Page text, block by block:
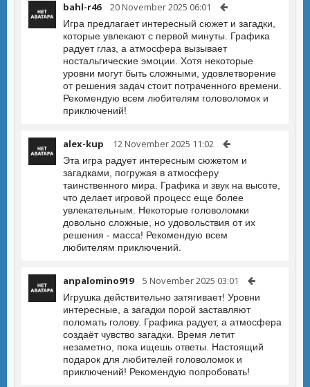
bahl-r46 20 November 2025 06:01
Игра предлагает интересный сюжет и загадки,
которые увлекают с первой минуты. Графика
радует глаз, а атмосфера вызывает
ностальгические эмоции. Хотя некоторые
уровни могут быть сложными, удовлетворение
от решения задач стоит потраченного времени.
Рекомендую всем любителям головоломок и
приключений!
alex-kup 12 November 2025 11:02
Эта игра радует интересным сюжетом и
загадками, погружая в атмосферу
таинственного мира. Графика и звук на высоте,
что делает игровой процесс еще более
увлекательным. Некоторые головоломки
довольно сложные, но удовольствия от их
решения - масса! Рекомендую всем
любителям приключений.
anpalomino919 5 November 2025 03:01
Игрушка действительно затягивает! Уровни
интересные, а загадки порой заставляют
поломать голову. Графика радует, а атмосфера
создаёт чувство загадки. Время летит
незаметно, пока ищешь ответы. Настоящий
подарок для любителей головоломок и
приключений! Рекомендую попробовать!